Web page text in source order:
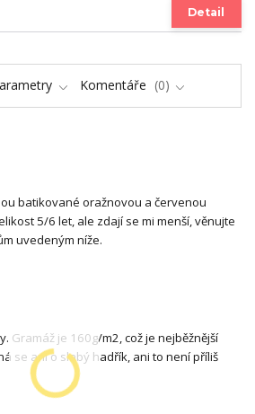
Detail
Komentáře 0
batikované oražnovou a červenou
5/6 let, ale zdají se mi menší, věnujte
uvedeným níže.
Gramáž je 160g/m2, což je nejběžnější
se ani o slabý hadřík, ani to není příliš